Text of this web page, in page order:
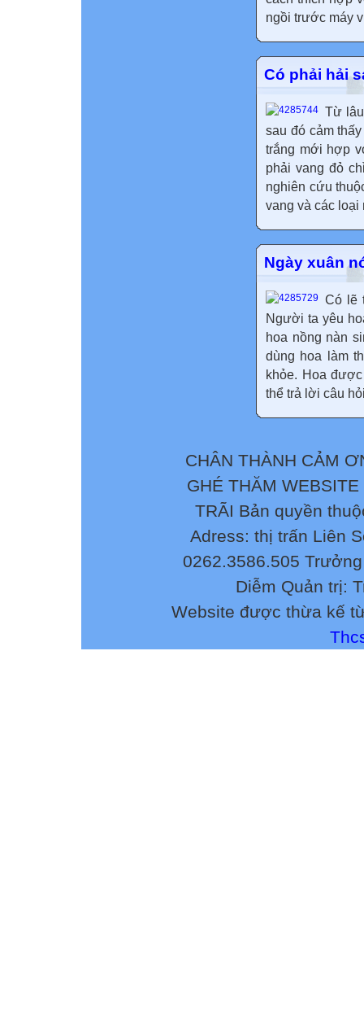
ngồi trước máy
Có phải hải
Từ
sau đó cảm
trắng mới hợp
phải vang đỏ
nghiên cứu
vang và các loại
Ngày xuân
Có lẽ
Người ta yêu
hoa nồng nàn
dùng hoa làm
khỏe. Hoa
thể trả lời câu
CHÂN THÀNH CẢM
GHÉ THĂM
TRÃI Bản quyền
Adress: thị trấn Liên
0262.3586.505
Diễm Quản trị:
Website được thừa kế